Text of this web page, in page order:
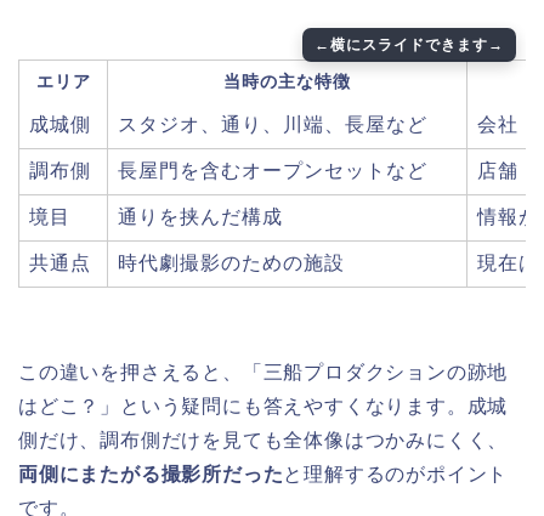
エリア 当時の主な特徴
成城側 スタジオ、通り、川端、長屋など 会社・
調布側 長屋門を含むオープンセットなど 店舗
境目 通りを挟んだ構成 情報が
共通点 時代劇撮影のための施設 現在は
この違いを押さえると、「三船プロダクションの跡地
はどこ？」という疑問にも答えやすくなります。成城
側だけ、調布側だけを見ても全体像はつかみにくく、
両側にまたがる撮影所だったと理解するのがポイント
です。